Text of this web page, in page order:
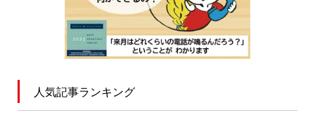
人気記事ランキング